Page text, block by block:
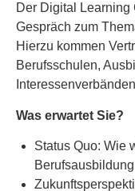
Der Digital
Gespräch zum
Hierzu kommen
Berufsschulen,
Was erwartet Sie?
Status Quo: Wie